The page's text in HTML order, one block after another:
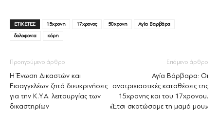
ΕΤΙΚΕΤΕΣ 15χρονη 17χρονος 50χρονη
Αγία Βαρβάρα
δολοφονια
κόρη
Προηγούμενο άρθρο
Η Ένωση Δικαστών και
Εισαγγελέων ζητά διευκρινήσεις
για την Κ.Υ.Α. λειτουργίας των
δικαστηρίων
Επόμενο άρθρο
Αγία Βάρβαρα: Οι
ανατριχιαστικές καταθέσεις της
15χρονης και του 17χρονου.
«Έτσι σκοτώσαμε τη μαμά μου»